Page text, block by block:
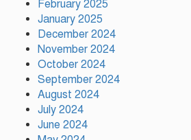
প্রতি ইউনিয়নে
February 2025
January 2025
December 2024
November 2024
October 2024
September 2024
August 2024
July 2024
June 2024